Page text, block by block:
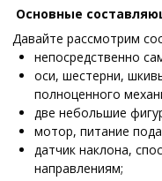
Основные
Давайте рассмотрим
непосредственно
оси, шестерни,
полноценного
две небольшие
мотор, питание
датчик наклона,
направлениям;